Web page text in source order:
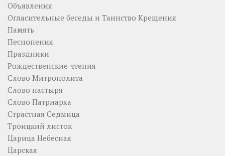
Объявления
Огласительные беседы и Таинство Крещения
Память
Песнопения
Праздники
Рождественские чтения
Слово Митрополита
Слово пастыря
Слово Патриарха
Страстная Седмица
Троицкий листок
Царица Небесная
Царская